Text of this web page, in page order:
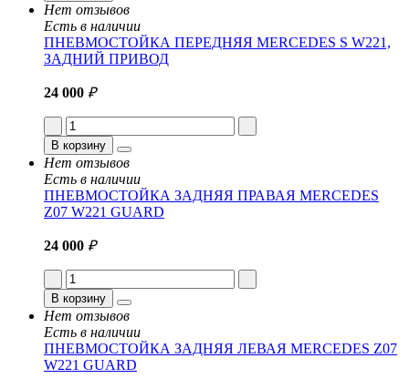
Нет отзывов
Есть в наличии
ПНЕВМОСТОЙКА ПЕРЕДНЯЯ MERCEDES S W221,
ЗАДНИЙ ПРИВОД
24 000 ₽
В корзину
Нет отзывов
Есть в наличии
ПНЕВМОСТОЙКА ЗАДНЯЯ ПРАВАЯ MERCEDES
Z07 W221 GUARD
24 000 ₽
В корзину
Нет отзывов
Есть в наличии
ПНЕВМОСТОЙКА ЗАДНЯЯ ЛЕВАЯ MERCEDES Z07
W221 GUARD